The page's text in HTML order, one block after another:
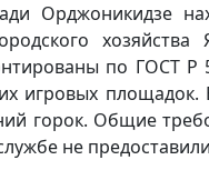
Орджоникидзе
по ГОСТ Р
игровых площадок.
горок. Общие
не